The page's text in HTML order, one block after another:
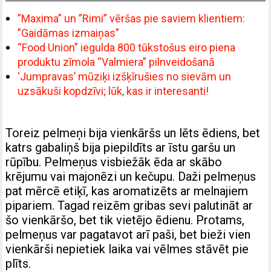
”Maxima” un ”Rimi” vēršas pie saviem klientiem:
”Gaidāmas izmaiņas”
“Food Union” iegulda 800 tūkstošus eiro piena
produktu zīmola “Valmiera” pilnveidošanā
‘Jumpravas’ mūziķi izšķīrušies no sievām un
uzsākuši kopdzīvi; lūk, kas ir interesanti!
Toreiz pelmeņi bija vienkāršs un lēts ēdiens, bet
katrs gabaliņš bija piepildīts ar īstu garšu un
rūpību. Pelmeņus visbiežāk ēda ar skābo
krējumu vai majonēzi un kečupu. Daži pelmeņus
pat mērcē etiķī, kas aromatizēts ar melnajiem
pipariem. Tagad reizēm gribas sevi palutināt ar
šo vienkāršo, bet tik vietējo ēdienu. Protams,
pelmeņus var pagatavot arī paši, bet bieži vien
vienkārši nepietiek laika vai vēlmes stāvēt pie
plīts.